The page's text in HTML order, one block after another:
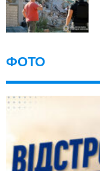
ФОТО